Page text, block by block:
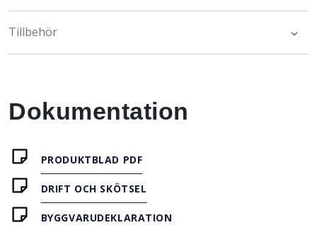
Tillbehör
Dokumentation
PRODUKTBLAD PDF
DRIFT OCH SKÖTSEL
BYGGVARUDEKLARATION